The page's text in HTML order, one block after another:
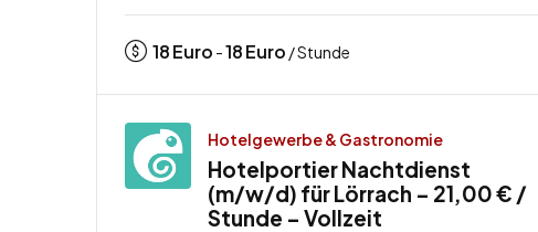
18Euro -18Euro / Stunde
Hotelgewerbe & Gastronomie
Hotelportier Nachtdienst
(m/w/d) für Lörrach – 21,00 € /
Stunde – Vollzeit